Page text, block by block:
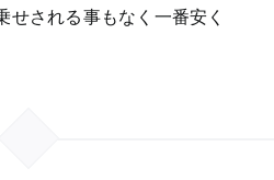
せされる事もなく一番安く